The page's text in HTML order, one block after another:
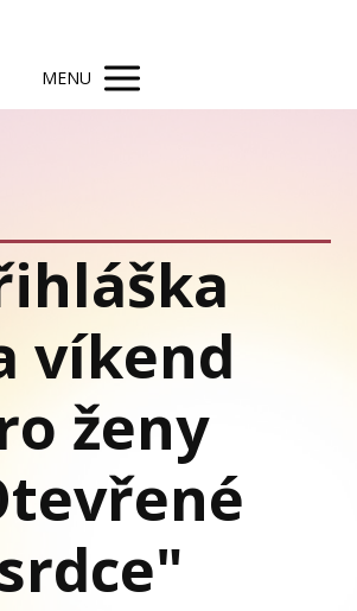
MENU
víkend
ženy
srdce"